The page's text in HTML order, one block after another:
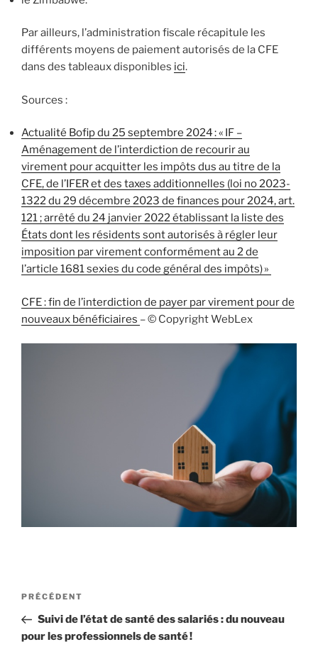
Par ailleurs, l’administration fiscale récapitule les
différents moyens de paiement autorisés de la CFE
dans des tableaux disponibles ici.
Sources :
Actualité Bofip du 25 septembre 2024 : « IF –
Aménagement de l’interdiction de recourir au
virement pour acquitter les impôts dus au titre de la
CFE, de l’IFER et des taxes additionnelles (loi no 2023-
1322 du 29 décembre 2023 de finances pour 2024, art.
121 ; arrêté du 24 janvier 2022 établissant la liste des
États dont les résidents sont autorisés à régler leur
imposition par virement conformément au 2 de
l’article 1681 sexies du code général des impôts) »
CFE : fin de l’interdiction de payer par virement pour de
nouveaux bénéficiaires – © Copyright WebLex
Navigation
l’article
Article
précédent
PRÉCÉDENT
Suivi de l’état de santé des salariés : du nouveau
pour les professionnels de santé !